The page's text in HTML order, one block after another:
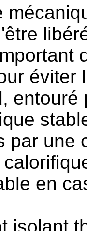
éviter
par une
en
isolant